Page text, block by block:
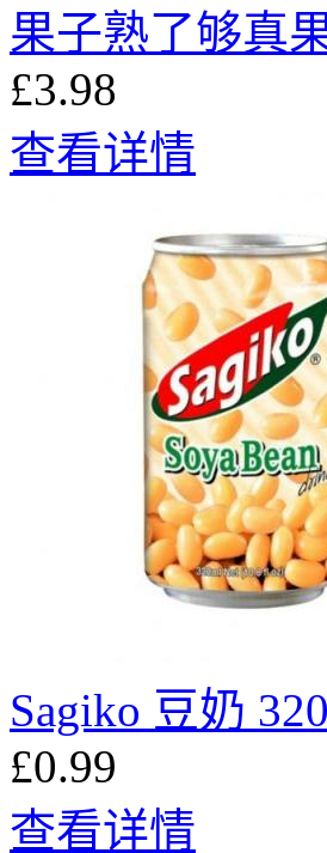
果子熟了够真
£3.98
查看详情
Sagiko 豆奶
£0.99
查看详情